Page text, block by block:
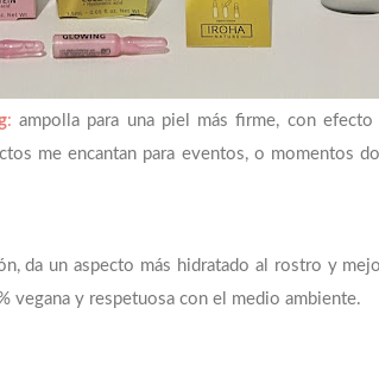
: ampolla para una piel más firme, con
me encantan para eventos, o momentos
da un aspecto más hidratado al rostro y
vegana y respetuosa con el medio ambiente.